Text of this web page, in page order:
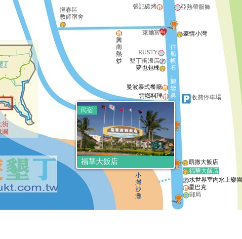
民宿
福華大飯店
曼波泰式餐廳
亞熱帶服飾
恆春區
教師宿舍
萊爾富
興
南
熱
炒
收費停車場
墾丁青年
活動中心
小
灣
沙
灘
凱撒大飯店
福華大飯店
星巴克
水世界室內水上樂園
往
船
帆
石
、
鵝
鑾
鼻
RUSTY
紅磚窯披薩
雲鄉料理
張記碳烤
豪情小灣
墾丁衝浪店
夢也包棟
郵局